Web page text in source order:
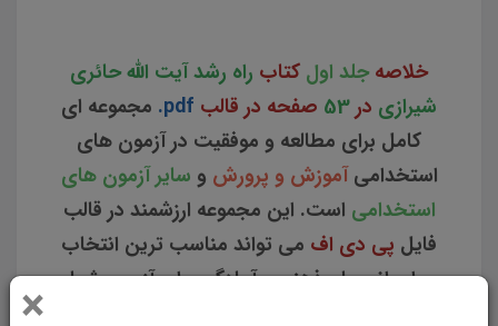
×
خلاصه جلد اول کتاب راه رشد آیت الله حائری
شیرازی در 53 صفحه در قالب pdf. مجموعه ای
کامل برای مطالعه و موفقیت در آزمون های
استخدامیآموزش و پرورش و سایر آزمون های
استخدامی است. این مجموعه ارزشمند در قالب
فایل پی دی اف می تواند مناسب ترین انتخاب
برای انسجام ذهنی و آمادگی برای آزمون شما